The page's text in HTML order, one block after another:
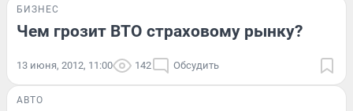
БИЗНЕС
Чем грозит ВТО страховому рынку?
13 июня, 2012, 11:00 142 Обсудить
АВТО